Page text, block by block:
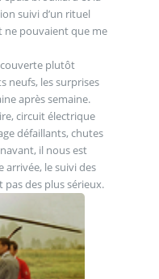
suivi d’un rituel
ne pouvaient que me
plutôt
neufs, les surprises
après semaine.
circuit électrique
défaillants, chutes
il nous est
arrivée, le suivi des
des plus sérieux.